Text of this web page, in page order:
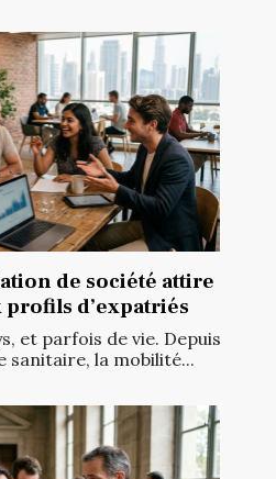
de société attire
d’expatriés
et parfois de vie. Depuis
sanitaire, la mobilité...